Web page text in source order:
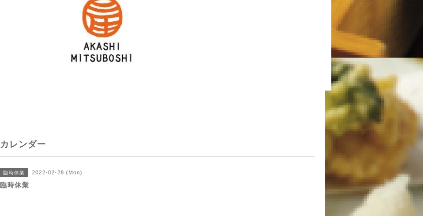
カレンダー
臨時休業 2022-02-28 (Mon)
臨時休業